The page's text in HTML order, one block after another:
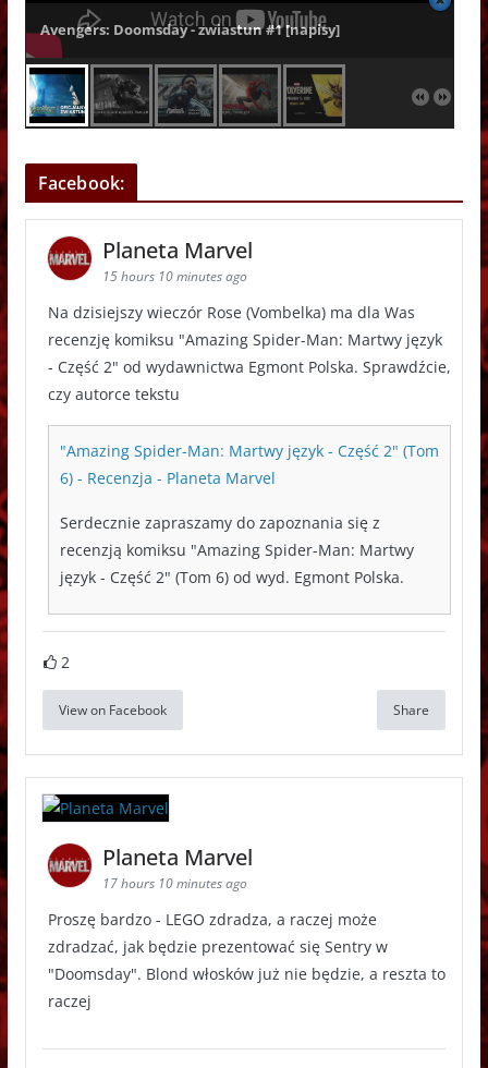
Avengers: Doomsday - zwiastun #1 [napisy]
Facebook:
Planeta Marvel
15 hours 10 minutes ago
Na dzisiejszy wieczór Rose (Vombelka) ma dla Was
recenzję komiksu "Amazing Spider-Man: Martwy język
- Część 2" od wydawnictwa Egmont Polska. Sprawdźcie,
czy autorce tekstu
"Amazing Spider-Man: Martwy język - Część 2" (Tom
6) - Recenzja - Planeta Marvel
Serdecznie zapraszamy do zapoznania się z
recenzją komiksu "Amazing Spider-Man: Martwy
język - Część 2" (Tom 6) od wyd. Egmont Polska.
2
View on Facebook Share
Planeta Marvel
17 hours 10 minutes ago
Proszę bardzo - LEGO zdradza, a raczej może
zdradzać, jak będzie prezentować się Sentry w
"Doomsday". Blond włosków już nie będzie, a reszta to
raczej